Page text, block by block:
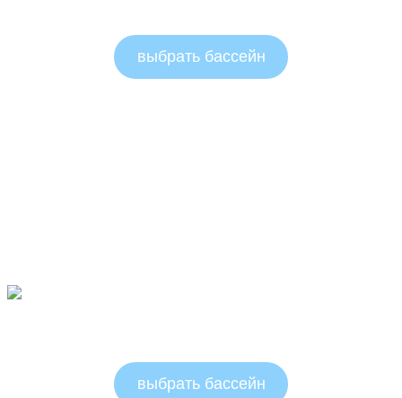
выбрать бассейн
выбрать бассейн